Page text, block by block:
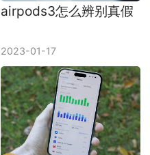
airpods3怎么辨别真假
2023-01-17